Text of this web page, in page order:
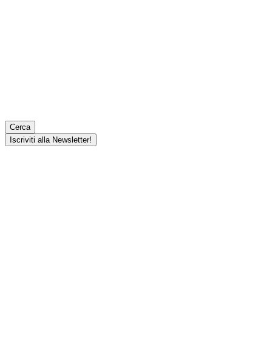
Cerca
Iscriviti alla Newsletter!